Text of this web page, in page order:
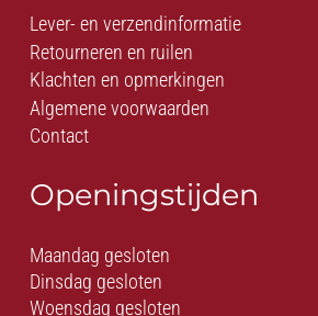
Lever- en verzendinformatie
Retourneren en ruilen
Klachten en opmerkingen
Algemene voorwaarden
Contact
Openingstijden
Maandag gesloten
Dinsdag gesloten
Woensdag gesloten